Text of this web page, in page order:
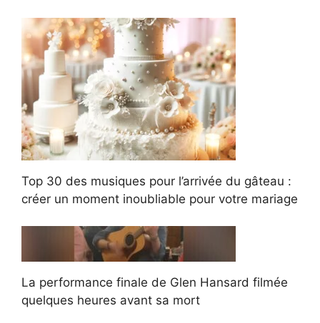
Top 30 des musiques pour l’arrivée du gâteau :
créer un moment inoubliable pour votre mariage
La performance finale de Glen Hansard filmée
quelques heures avant sa mort